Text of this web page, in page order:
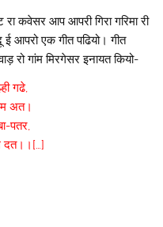
रा कवेसर आप आपरी गिरा गरिमा री
आपरो एक गीत पढियो। गीत
रो गांम मिरगेसर इनायत कियो-
गढे,
अत।
पतर,
दत।।[…]